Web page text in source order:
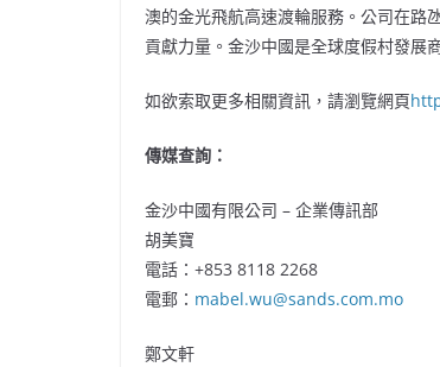
澳的金光飛航高速渡輪服務。公司在路
貢獻力量。金沙中國是全球度假村發展
如欲索取更多相關資訊，請瀏覽網頁
傳媒查詢：
金沙中國有限公司 – 企業傳訊部
胡美
電話：+853 8118
電郵： mabel.wu@sands.com.mo
鄭文軒